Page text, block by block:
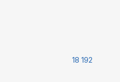
18 192